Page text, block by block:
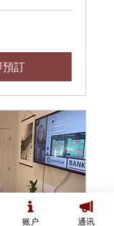
預訂
账户 通讯